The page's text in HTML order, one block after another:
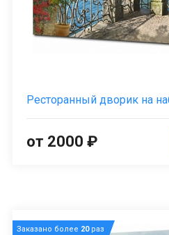
Ресторанный дворик на
от 2000 ₽
Заказано более 20раз